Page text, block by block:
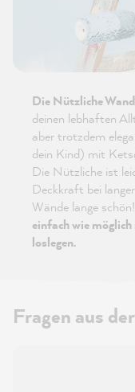
Die Nützliche
deinen lebhaften
aber trotzdem
dein Kind) mit
Die Nützliche ist
Deckkraft bei
Wände lange schön!
einfach wie
loslegen.
Fragen aus